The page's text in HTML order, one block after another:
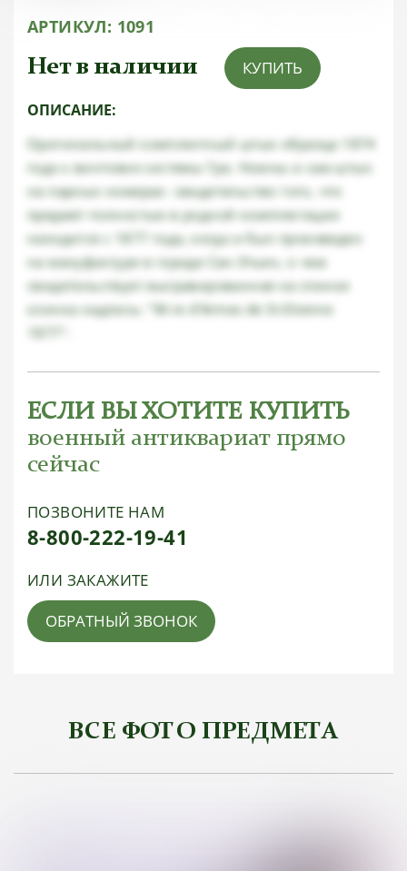
АРТИКУЛ: 1091
Нет в наличии КУПИТЬ
ОПИСАНИЕ:
Оригинальный комплектный штык образца 1874
года к винтовке системы Гра. Ножны и сам штык
на парных номерах- свидетельство того, что
предмет полностью в родной комплектации
находится с 1877 года, когда и был произведен
на мануфактуре в городе Сан-Этьен, о чем
свидетельствует выгравированная на спинке
клинка надпись: "M-re d'Armes de St-Etienne
1877".
ЕСЛИ ВЫ ХОТИТЕ КУПИТЬ
военный антиквариат прямо
сейчас
ПОЗВОНИТЕ НАМ
8-800-222-19-41
ИЛИ ЗАКАЖИТЕ
ОБРАТНЫЙ ЗВОНОК
ВСЕ ФОТО ПРЕДМЕТА